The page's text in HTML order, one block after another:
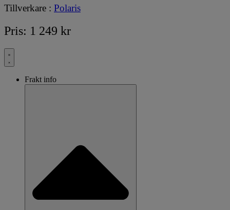
Tillverkare : Polaris
Pris: 1 249 kr
Frakt info